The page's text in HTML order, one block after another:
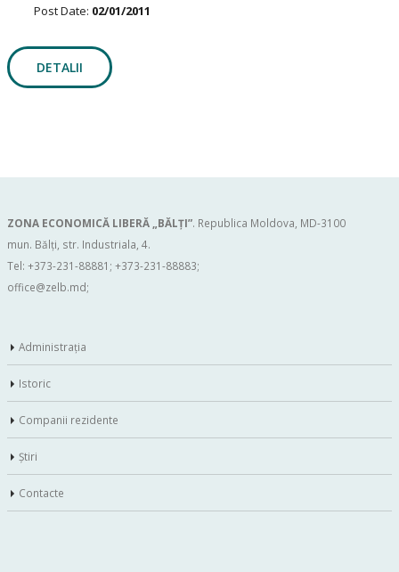
Post Date: 02/01/2011
DETALII
ZONA ECONOMICĂ LIBERĂ „BĂLŢI”. Republica Moldova, MD-3100
mun. Bălți, str. Industriala, 4.
Tel: +373-231-88881; +373-231-88883;
office@zelb.md;
Administraţia
Istoric
Companii rezidente
Ştiri
Contacte